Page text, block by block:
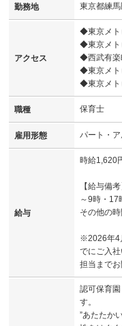
勤務地 東京都練
アクセス
◆東京メト
◆東京メト
◆西武有楽
◆東京メト
◆東京メト
職種 保育士
雇用形態 パート・ア
給与
時給1,620
【給与備考
～9時・
その他の
※2026年4
でにご入
担当までお
認可保育
す。
”あたたか